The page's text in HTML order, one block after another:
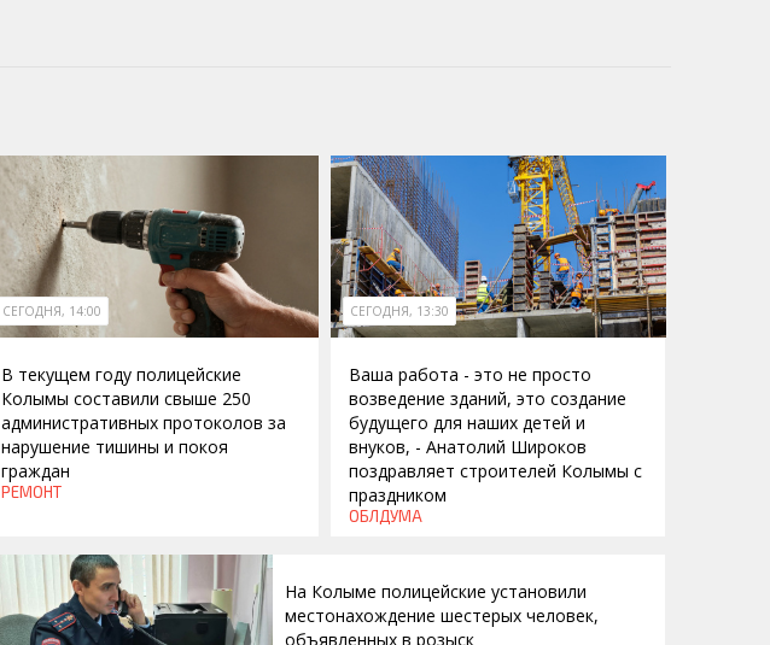
СЕГОДНЯ, 14:00
В текущем году полицейские
Колымы составили свыше 250
административных протоколов за
нарушение тишины и покоя
граждан
РЕМОНТ
СЕГОДНЯ, 13:30
Ваша работа - это не просто
возведение зданий, это создание
будущего для наших детей и
внуков, - Анатолий Широков
поздравляет строителей Колымы с
праздником
ОБЛДУМА
На Колыме полицейские установили
местонахождение шестерых человек,
объявленных в розыск